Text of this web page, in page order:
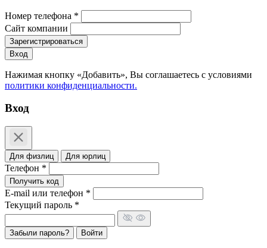
Номер телефона *
Сайт компании
Зарегистрироваться
Вход
Нажимая кнопку «Добавить», Вы соглашаетесь c условиями
политики конфиденциальности.
Вход
Для физлиц Для юрлиц
Телефон *
Получить код
E-mail или телефон *
Текущий пароль *
Забыли пароль? Войти